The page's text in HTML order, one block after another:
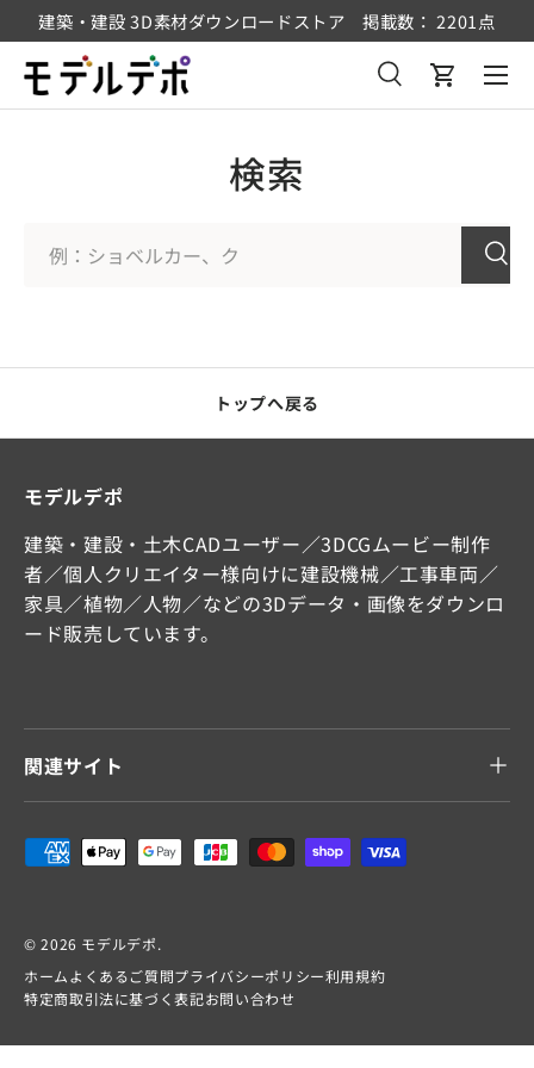
コンテンツへスキップ
建築・建設 3D素材ダウンロードストア 掲載数： 2201点
検索
検索 カート
メニ
検索
検索
トップへ戻る
モデルデポ
建築・建設・土木CADユーザー／3DCGムービー制作
者／個人クリエイター様向けに建設機械／工事車両／
家具／植物／人物／などの3Dデータ・画像をダウンロ
ード販売しています。
関連サイト
支払方法
© 2026 モデルデポ.
ホームよくあるご質問プライバシーポリシー利用規約
特定商取引法に基づく表記お問い合わせ